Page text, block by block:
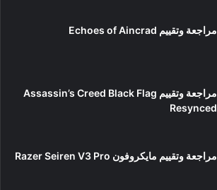
مراجعة وتقييم Echoes of Aincrad
مراجعة وتقييم Assassin’s Creed Black Flag
Resynced
مراجعة وتقييم مايكروفون Razer Seiren V3 Pro